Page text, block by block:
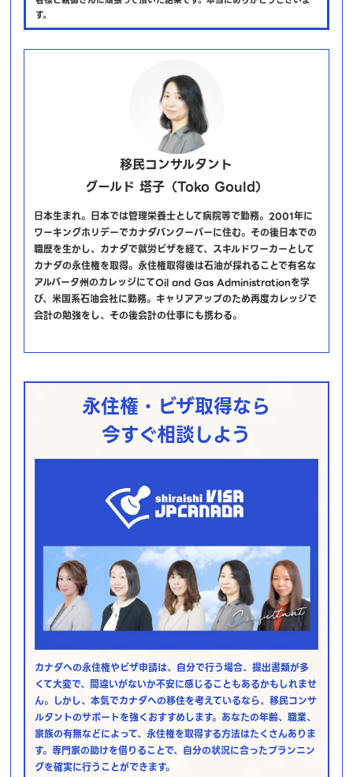
す。
移民コンサルタント
グールド 塔子（Toko Gould）
日本生まれ。日本では管理栄養士として病院等で勤務。2001年に
ワーキングホリデーでカナダバンクーバーに住む。その後日本での
職歴を生かし、カナダで就労ビザを経て、スキルドワーカーとして
カナダの永住権を取得。永住権取得後は石油が採れることで有名な
アルバータ州のカレッジにてOil and Gas Administrationを学
び、米国系石油会社に勤務。キャリアアップのため再度カレッジで
会計の勉強をし、その後会計の仕事にも携わる。
永住権・ビザ取得なら
今すぐ相談しよう
カナダへの永住権やビザ申請は、自分で行う場合、提出書類が多
くて大変で、間違いがないか不安に感じることもあるかもしれませ
ん。しかし、本気でカナダへの移住を考えているなら、移民コンサ
ルタントのサポートを強くおすすめします。あなたの年齢、職業、
家族の有無などによって、永住権を取得する方法はたくさんありま
す。専門家の助けを借りることで、自分の状況に合ったプランニン
グを確実に行うことができます。